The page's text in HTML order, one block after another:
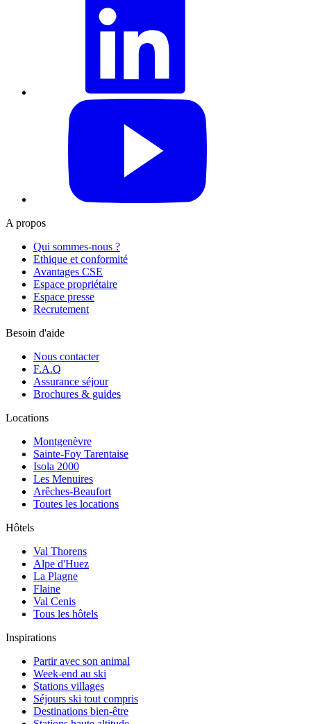
A propos
Qui sommes-nous ?
Ethique et conformité
Avantages CSE
Espace propriétaire
Espace presse
Recrutement
Besoin d'aide
Nous contacter
F.A.Q
Assurance séjour
Brochures & guides
Locations
Montgenèvre
Sainte-Foy Tarentaise
Isola 2000
Les Menuires
Arêches-Beaufort
Toutes les locations
Hôtels
Val Thorens
Alpe d'Huez
La Plagne
Flaine
Val Cenis
Tous les hôtels
Inspirations
Partir avec son animal
Week-end au ski
Stations villages
Séjours ski tout compris
Destinations bien-être